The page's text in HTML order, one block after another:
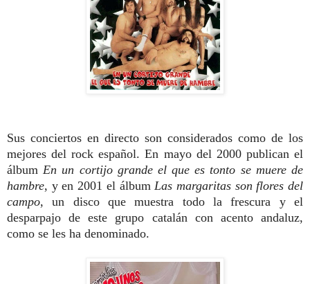
Sus conciertos en directo son considerados como de los
mejores del rock español. En mayo del 2000 publican el
álbum En un cortijo grande el que es tonto se muere de
hambre, y en 2001 el álbum Las margaritas son flores del
campo, un disco que muestra todo la frescura y el
desparpajo de este grupo catalán con acento andaluz,
como se les ha denominado.